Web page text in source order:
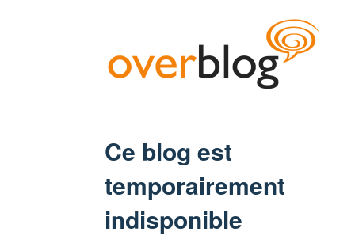
Ce blog est
temporairement
indisponible